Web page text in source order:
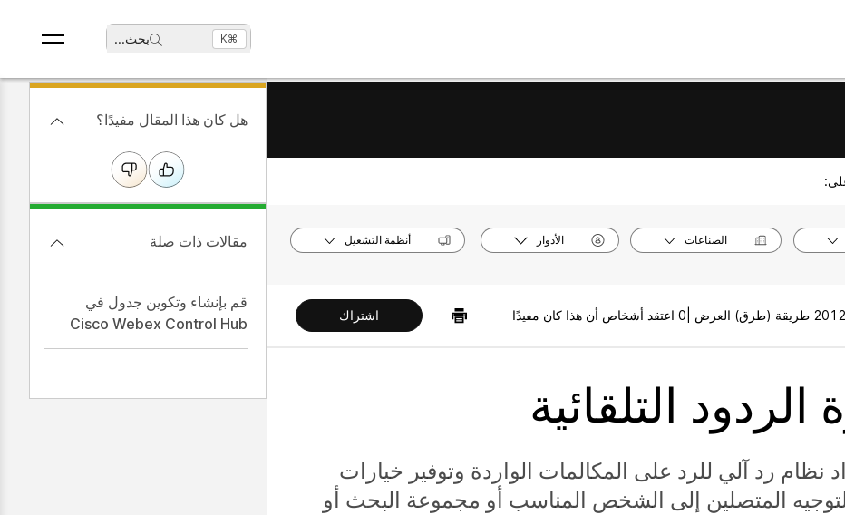
بحث... ⌘K
الصناعات الأدوار أنظمة التشغيل
2012 طريقة (طرق) العرض | 0 اعتقد أشخاص أن هذا كان مفيدًا اشتراك
الردود التلقائية
نظام رد آلي للرد على المكالمات الواردة وتوفير خيارات
لتوجيه المتصلين إلى الشخص المناسب أو مجموعة البحث أو
هل كان هذا المقال مفيدًا؟
مقالات ذات صلة
قم بإنشاء وتكوين جدول في
Cisco Webex Control Hub